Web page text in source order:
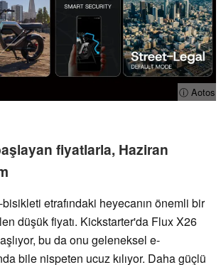
ⓘ Aotos
fiyatlarla, Haziran
etrafındaki heyecanın önemli bir
düşük fiyatı. Kickstarter'da Flux X26
bu da onu geleneksel e-
bile nispeten ucuz kılıyor. Daha güçlü